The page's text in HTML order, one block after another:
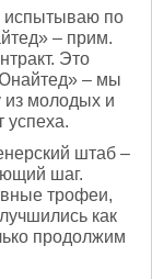
испытываю по
– прим.
Это
– мы
из молодых и
успеха.
штаб –
шаг.
трофеи,
как
продолжим